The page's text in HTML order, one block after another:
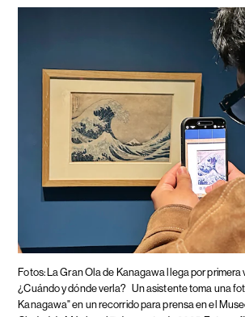
Fotos: La Gran Ola de Kanagawa llega por primera
¿Cuándo y dónde verla? Un asistente toma una
Kanagawa" en un recorrido para prensa en el